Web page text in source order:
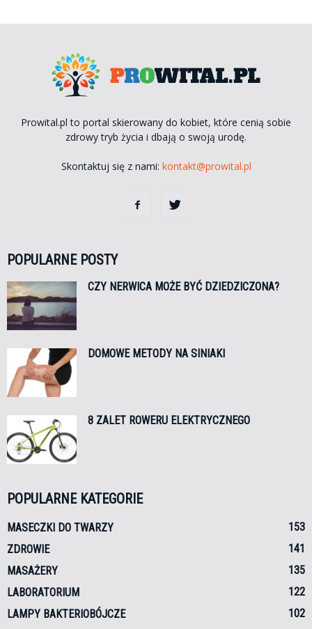
Prowital.pl to portal skierowany do kobiet, które cenią sobie
zdrowy tryb życia i dbają o swoją urodę.
Skontaktuj się z nami: kontakt@prowital.pl
POPULARNE POSTY
CZY NERWICA MOŻE BYĆ DZIEDZICZONA?
DOMOWE METODY NA SINIAKI
8 ZALET ROWERU ELEKTRYCZNEGO
POPULARNE KATEGORIE
MASECZKI DO TWARZY
153
ZDROWIE
141
MASAŻERY
135
LABORATORIUM
122
LAMPY BAKTERIOBÓJCZE
102